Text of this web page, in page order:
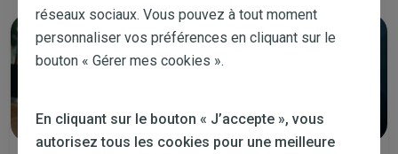
réseaux sociaux. Vous pouvez à tout moment
personnaliser vos préférences en cliquant sur le
bouton « Gérer mes cookies ».
En cliquant sur le bouton « J’accepte », vous
autorisez tous les cookies pour une meilleure